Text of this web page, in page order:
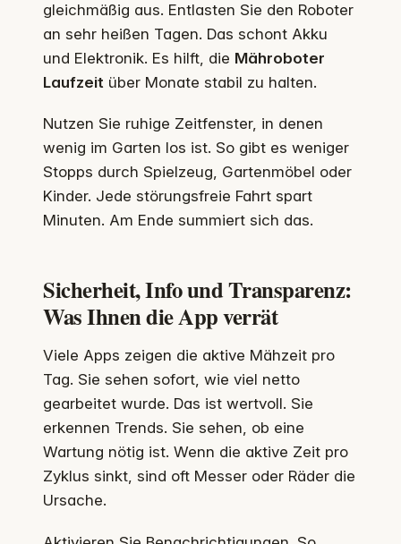
gleichmäßig aus. Entlasten Sie den Roboter
an sehr heißen Tagen. Das schont Akku
und Elektronik. Es hilft, die Mähroboter
Laufzeit über Monate stabil zu halten.
Nutzen Sie ruhige Zeitfenster, in denen
wenig im Garten los ist. So gibt es weniger
Stopps durch Spielzeug, Gartenmöbel oder
Kinder. Jede störungsfreie Fahrt spart
Minuten. Am Ende summiert sich das.
Sicherheit, Info und Transparenz:
Was Ihnen die App verrät
Viele Apps zeigen die aktive Mähzeit pro
Tag. Sie sehen sofort, wie viel netto
gearbeitet wurde. Das ist wertvoll. Sie
erkennen Trends. Sie sehen, ob eine
Wartung nötig ist. Wenn die aktive Zeit pro
Zyklus sinkt, sind oft Messer oder Räder die
Ursache.